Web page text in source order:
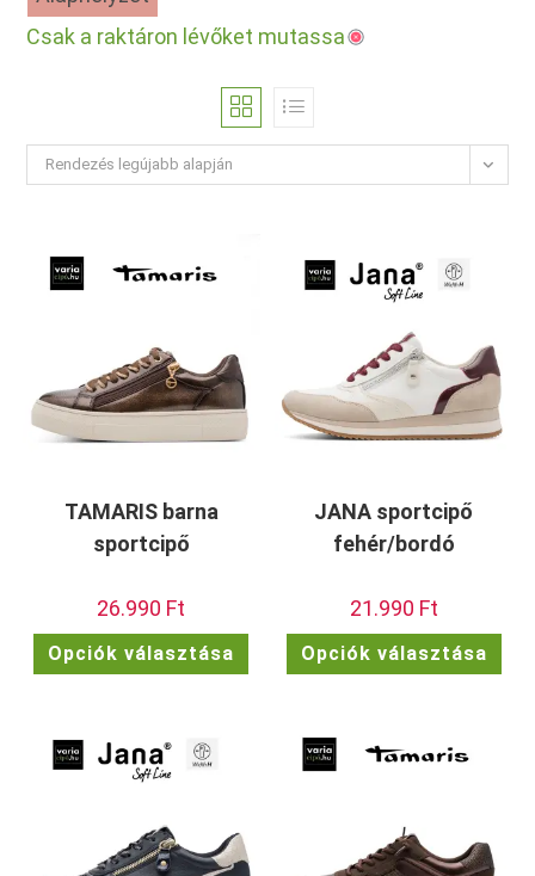
Csak a raktáron lévőket mutassa
Rendezés legújabb alapján
TAMARIS barna
sportcipő
26.990 Ft
Opciók választása
terméknek
változatok
JANA sportcipő
fehér/bordó
21.990 Ft
Opciók választása